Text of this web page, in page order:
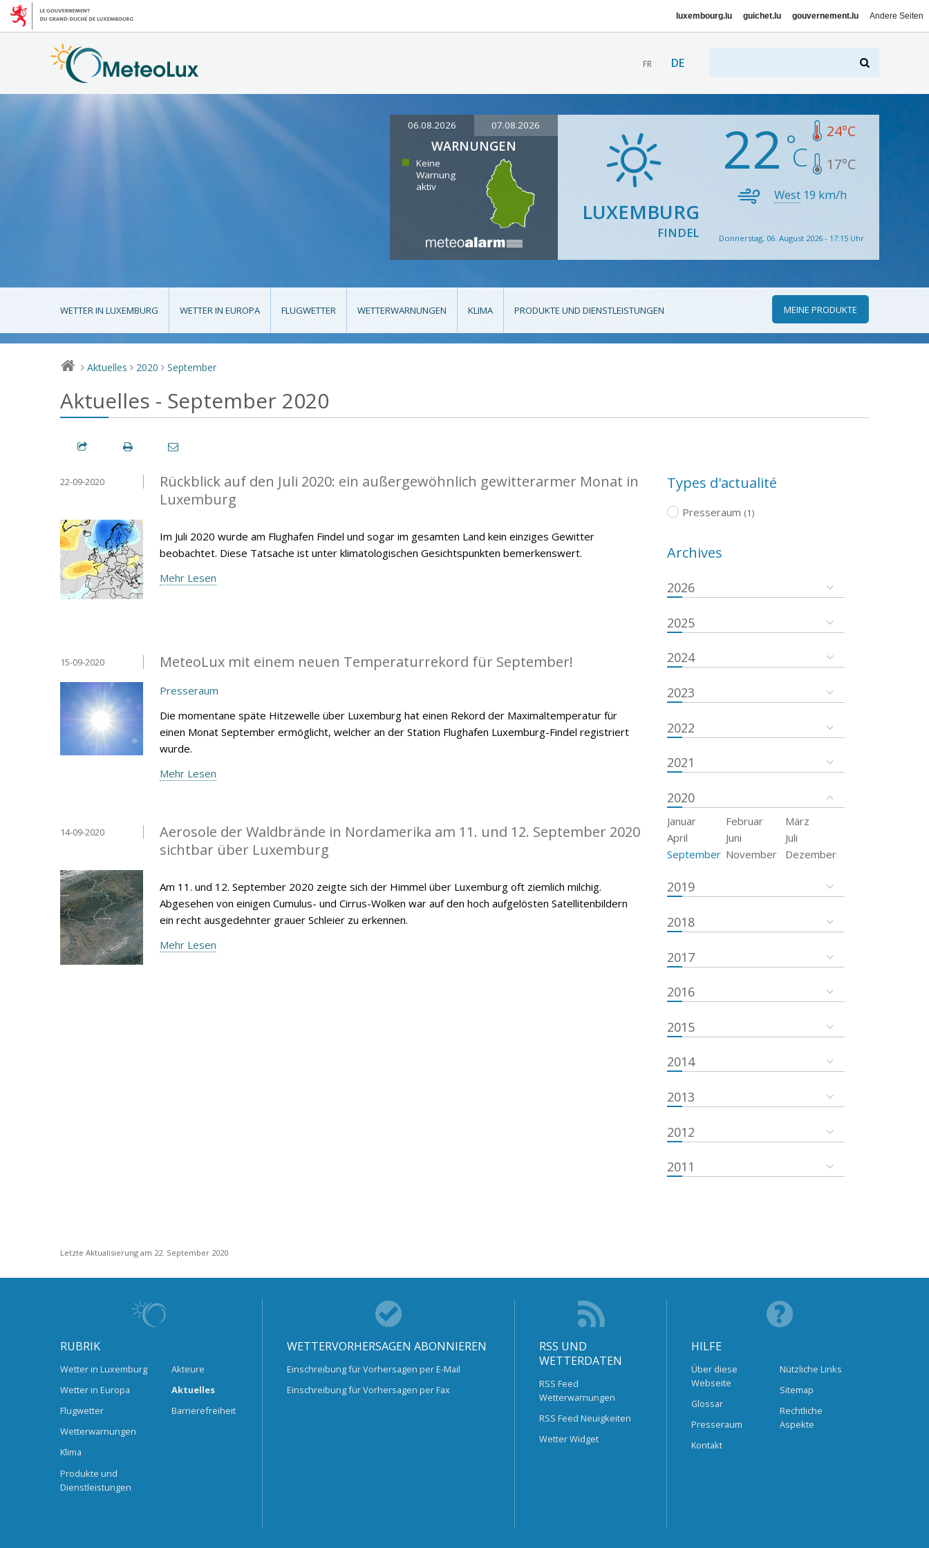
luxembourg.lu guichet.lu gouvernement.lu Andere Seiten
FR DE
06.08.2026 07.08.2026
WARNUNGEN
Keine
Warnung
aktiv
LUXEMBURG
FINDEL
22 24°C
17°C
West 19 km/h
Donnerstag, 06. August 2026 - 17:15 Uhr
WETTER IN LUXEMBURG WETTER IN EUROPA FLUGWETTER WETTERWARNUNGEN KLIMA PRODUKTE UND DIENSTLEISTUNGEN MEINE PRODUKTE
> Aktuelles > 2020 > September
Aktuelles - September 2020
Rückblick auf den Juli 2020: ein außergewöhnlich gewitterarmer Monat in
Luxemburg
22-09-2020
Im Juli 2020 wurde am Flughafen Findel und sogar im gesamten Land kein einziges Gewitter
beobachtet. Diese Tatsache ist unter klimatologischen Gesichtspunkten bemerkenswert.
Mehr Lesen
MeteoLux mit einem neuen Temperaturrekord für September!
15-09-2020
Presseraum
Die momentane späte Hitzewelle über Luxemburg hat einen Rekord der Maximaltemperatur für
einen Monat September ermöglicht, welcher an der Station Flughafen Luxemburg-Findel registriert
wurde.
Mehr Lesen
Aerosole der Waldbrände in Nordamerika am 11. und 12. September 2020
sichtbar über Luxemburg
14-09-2020
Am 11. und 12. September 2020 zeigte sich der Himmel über Luxemburg oft ziemlich milchig.
Abgesehen von einigen Cumulus- und Cirrus-Wolken war auf den hoch aufgelösten Satellitenbildern
ein recht ausgedehnter grauer Schleier zu erkennen.
Mehr Lesen
Types d'actualité
Presseraum (1)
Archives
2026
2025
2024
2023
2022
2021
2020
Januar Februar
März
April
Juni
Juli
September November Dezember
2019
2018
2017
2016
2015
2014
2013
2012
2011
Letzte Aktualisierung am 22. September 2020
RUBRIK
Wetter in Luxemburg
Wetter in Europa
Flugwetter
Wetterwarnungen
Klima
Produkte und
Dienstleistungen
Akteure
Aktuelles
Barrierefreiheit
WETTERVORHERSAGEN ABONNIEREN
Einschreibung für Vorhersagen per E-Mail
Einschreibung für Vorhersagen per Fax
RSS UND
WETTERDATEN
RSS Feed
Wetterwarnungen
RSS Feed Neuigkeiten
Wetter Widget
HILFE
Über diese
Webseite
Glossar
Presseraum
Kontakt
Nützliche Links
Sitemap
Rechtliche
Aspekte